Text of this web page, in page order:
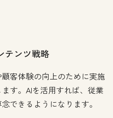
テンツ戦略
客体験の向上のために実施
す。AIを活用すれば、従業
できるようになります。